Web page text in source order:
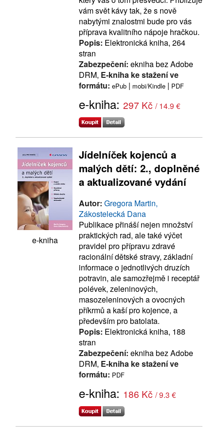
vám svět kávy tak, že s nově
nabytými znalostmi bude pro vás
příprava kvalitního nápoje hračkou.
Popis: Elektronická kniha, 264
stran
Zabezpečení: ekniha bez Adobe
DRM, E-kniha ke stažení ve
formátu: ePub | mobi/Kindle | PDF
e-kniha: 297 Kč / 14.9 €
e-kniha
Jídelníček kojenců a
malých dětí: 2., doplněné
a aktualizované vydání
Autor: Gregora Martin,
Zákostelecká Dana
Publikace přináší nejen množství
praktických rad, ale také výčet
pravidel pro přípravu zdravé
racionální dětské stravy, základní
informace o jednotlivých druzích
potravin, ale samozřejmě i receptář
polévek, zeleninových,
masozeleninových a ovocných
příkrmů a kaší pro kojence, a
především pro batolata.
Popis: Elektronická kniha, 188
stran
Zabezpečení: ekniha bez Adobe
DRM, E-kniha ke stažení ve
formátu: PDF
e-kniha: 186 Kč / 9.3 €